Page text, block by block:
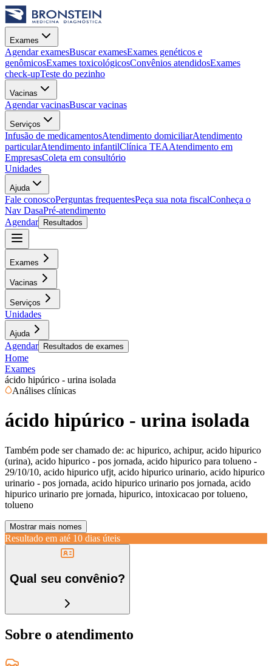
Exames
Agendar examesBuscar examesExames genéticos e
genômicosExames toxicológicosConvênios atendidosExames
check-upTeste do pezinho
Vacinas
Agendar vacinasBuscar vacinas
Serviços
Infusão de medicamentosAtendimento domiciliarAtendimento
particularAtendimento infantilClínica TEAAtendimento em
EmpresasColeta em consultório
Unidades
Ajuda
Fale conoscoPerguntas frequentesPeça sua nota fiscalConheça o
Nav DasaPré-atendimento
Agendar
Resultados
Exames
Vacinas
Serviços
Unidades
Ajuda
Agendar Resultados de exames
Home
Exames
ácido hipúrico - urina isolada
Análises clínicas
ácido hipúrico - urina isolada
Também pode ser chamado de: ac hipurico, achipur, acido hipurico
(urina), acido hipurico - pos jornada, acido hipurico para tolueno -
29/10/10, acido hipurico ufjt, acido hipurico urinario, acido hipurico
urinario - pos jornada, acido hipurico urinario pos jornada, acido
hipurico urinario pre jornada, hipurico, intoxicacao por tolueno,
tolueno
Mostrar mais nomes
Resultado em até 10 dias úteis
Qual seu convênio?
Sobre o atendimento